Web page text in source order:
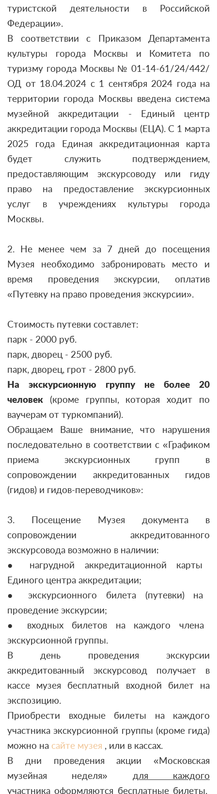
туристской деятельности в Российской
Федерации».
В соответствии с Приказом Департамента
культуры города Москвы и Комитета по
туризму города Москвы № 01-14-61/24/442/
ОД от 18.04.2024 с 1 сентября 2024 года на
территории города Москвы введена система
музейной аккредитации - Единый центр
аккредитации города Москвы (ЕЦА). С 1 марта
2025 года Единая аккредитационная карта
будет служить подтверждением,
предоставляющим экскурсоводу или гиду
право на предоставление экскурсионных
услуг в учреждениях культуры города
Москвы.
2. Не менее чем за 7 дней до посещения
Музея необходимо забронировать место и
время проведения экскурсии, оплатив
«Путевку на право проведения экскурсии».
Стоимость путевки составлет:
парк - 2000 руб.
парк, дворец - 2500 руб.
парк, дворец, грот - 2800 руб.
На экскурсионную группу не более 20
человек (кроме группы, которая ходит по
ваучерам от туркомпаний).
Обращаем Ваше внимание, что нарушения
последовательно в соответствии с «Графиком
приема экскурсионных групп в
сопровождении аккредитованных гидов
(гидов) и гидов-переводчиков»:
3. Посещение Музея документа в
сопровождении аккредитованного
экскурсовода возможно в наличии:
● нагрудной аккредитационной карты
Единого центра аккредитации;
● экскурсионного билета (путевки) на
проведение экскурсии;
● входных билетов на каждого члена
экскурсионной группы.
В день проведения экскурсии
аккредитованный экскурсовод получает в
кассе музея бесплатный входной билет на
экспозицию.
Приобрести входные билеты на каждого
участника экскурсионной группы (кроме гида)
можно на сайте музея , или в кассах.
В дни проведения акции «Московская
музейная неделя» для каждого
участника оформляются бесплатные билеты.